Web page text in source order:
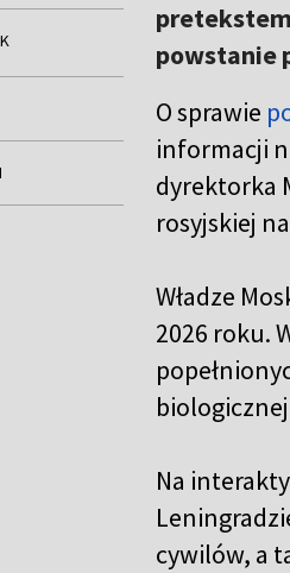
powstanie
O sprawie
informacji
dyrektorka
rosyjskiej
Władze
2026 roku.
Na
cywilów, a